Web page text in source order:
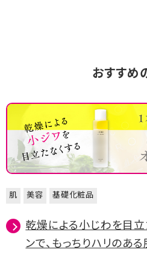
おすすめ
肌 美容 基礎化粧品
乾燥による小じわを目立
ンで、もっちりハリのある